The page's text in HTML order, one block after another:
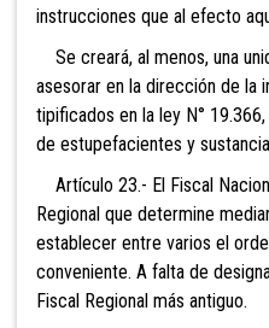
instrucciones que al efecto
Se creará, al menos, una
asesorar en la dirección de la
tipificados en la ley N°
de estupefacientes y
Artículo 23.- El Fiscal
Regional que determine
establecer entre varios el
conveniente. A falta de
Fiscal Regional más antiguo.